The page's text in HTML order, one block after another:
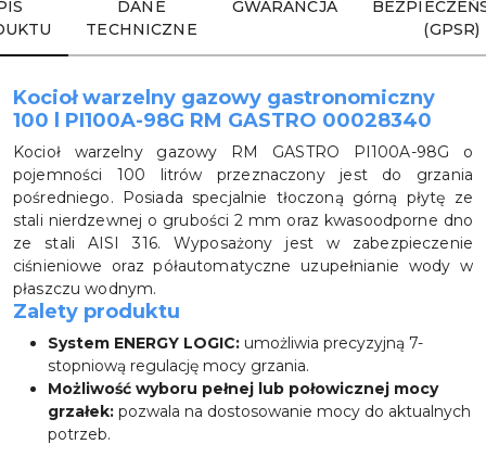
DANE
TECHNICZNE
GWARANCJA
(GPSR)
Kocioł warzelny gazowy gastronomiczny
100 l PI100A-98G RM GASTRO 00028340
Kocioł warzelny gazowy RM GASTRO PI100A-98G o
pojemności 100 litrów przeznaczony jest do grzania
pośredniego. Posiada specjalnie tłoczoną górną płytę ze
stali nierdzewnej o grubości 2 mm oraz kwasoodporne dno
ze stali AISI 316. Wyposażony jest w zabezpieczenie
ciśnieniowe oraz półautomatyczne uzupełnianie wody w
płaszczu wodnym.
Zalety produktu
System ENERGY LOGIC: umożliwia precyzyjną 7-
stopniową regulację mocy grzania.
Możliwość wyboru pełnej lub połowicznej mocy
grzałek: pozwala na dostosowanie mocy do aktualnych
potrzeb.